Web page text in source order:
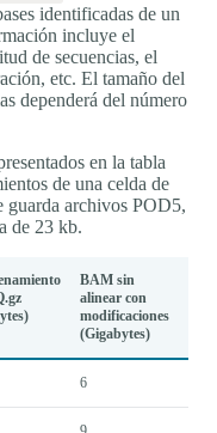
identificadas de un
incluye el
de secuencias, el
etc. El tamaño del
dependerá del número
en la tabla
de una celda de
archivos POD5,
de 23 kb.
BAM sin
alinear con
modificaciones
(Gigabytes)
6